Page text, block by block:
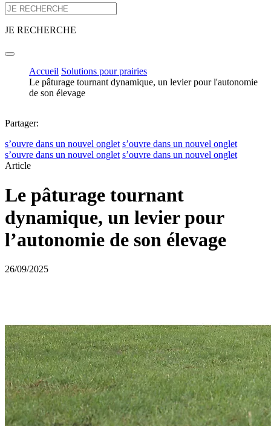
JE RECHERCHE
Accueil Solutions pour prairies
Le pâturage tournant dynamique, un levier pour l'autonomie
de son élevage
Partager:
s’ouvre dans un nouvel onglet s’ouvre dans un nouvel onglet
s’ouvre dans un nouvel onglet s’ouvre dans un nouvel onglet
Article
Le pâturage tournant
dynamique, un levier pour
l’autonomie de son élevage
26/09/2025